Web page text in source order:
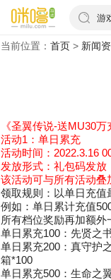
游
当前位置： 首页 > 新闻
《圣翼传说-送MU30
活动1：单日累充
活动时间：2022.3.16
发放形式：礼包码发放
该活动可与所有活动叠
领取规则：以单日充值
例如：单日累计充值
所有档位奖励再加额外
单日累充100：先贤之
单日累充200：真守护
箱*100
单日累充500：生命之